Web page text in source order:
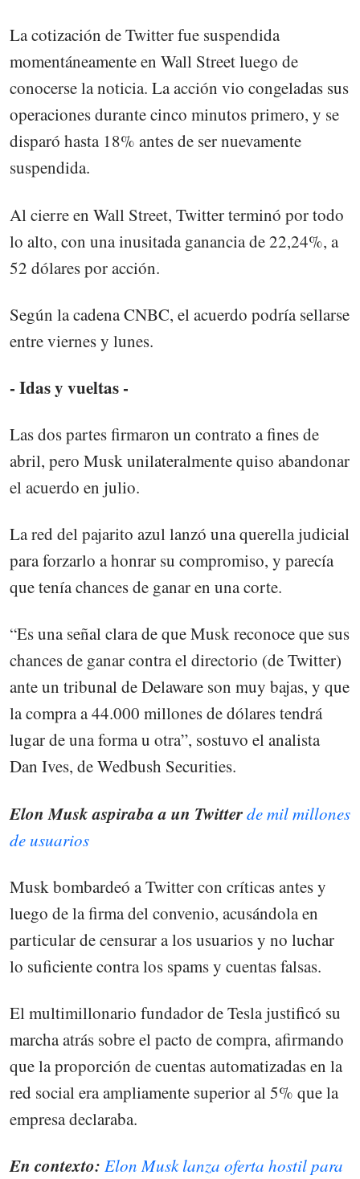
La cotización de Twitter fue suspendida
momentáneamente en Wall Street luego de
conocerse la noticia. La acción vio congeladas sus
operaciones durante cinco minutos primero, y se
disparó hasta 18% antes de ser nuevamente
suspendida.
Al cierre en Wall Street, Twitter terminó por todo
lo alto, con una inusitada ganancia de 22,24%, a
52 dólares por acción.
Según la cadena CNBC, el acuerdo podría sellarse
entre viernes y lunes.
- Idas y vueltas -
Las dos partes firmaron un contrato a fines de
abril, pero Musk unilateralmente quiso abandonar
el acuerdo en julio.
La red del pajarito azul lanzó una querella judicial
para forzarlo a honrar su compromiso, y parecía
que tenía chances de ganar en una corte.
“Es una señal clara de que Musk reconoce que sus
chances de ganar contra el directorio (de Twitter)
ante un tribunal de Delaware son muy bajas, y que
la compra a 44.000 millones de dólares tendrá
lugar de una forma u otra”, sostuvo el analista
Dan Ives, de Wedbush Securities.
Elon Musk aspiraba a un Twitterde mil millones
de usuarios
Musk bombardeó a Twitter con críticas antes y
luego de la firma del convenio, acusándola en
particular de censurar a los usuarios y no luchar
lo suficiente contra los spams y cuentas falsas.
El multimillonario fundador de Tesla justificó su
marcha atrás sobre el pacto de compra, afirmando
que la proporción de cuentas automatizadas en la
red social era ampliamente superior al 5% que la
empresa declaraba.
En contexto: Elon Musk lanza oferta hostil para